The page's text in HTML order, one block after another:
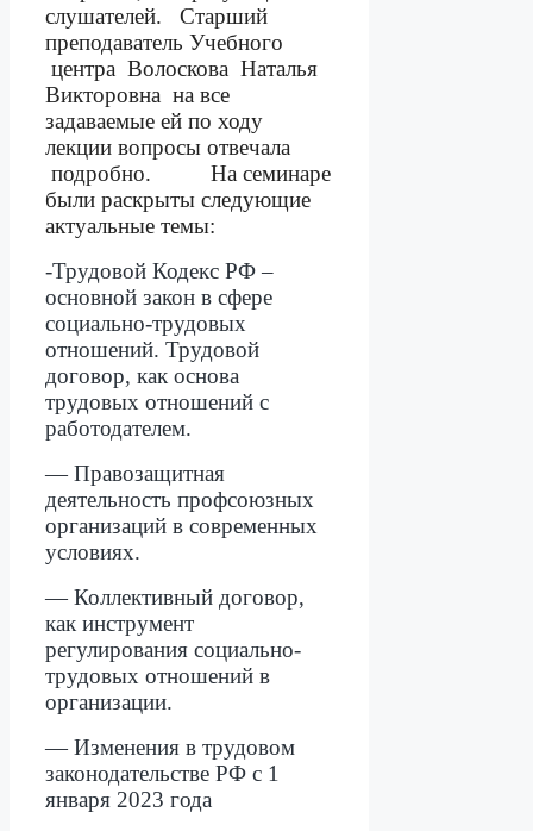
слушателей. Старший
преподаватель Учебного
центра Волоскова Наталья
Викторовна на все
задаваемые ей по ходу
лекции вопросы отвечала
подробно.
На семинаре
были раскрыты следующие
актуальные темы:
-Трудовой Кодекс РФ –
основной закон в сфере
социально-трудовых
отношений. Трудовой
договор, как основа
трудовых отношений с
работодателем.
— Правозащитная
деятельность профсоюзных
организаций в современных
условиях.
— Коллективный договор,
как инструмент
регулирования социально-
трудовых отношений в
организации.
— Изменения в трудовом
законодательстве РФ с 1
января 2023 года